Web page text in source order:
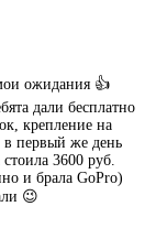
ожидания 👍
дали бесплатно
крепление на
в первый же день
3600 руб.
и брала GoPro)
😉